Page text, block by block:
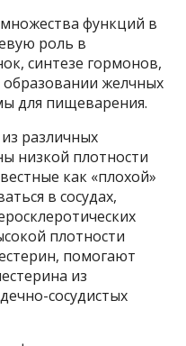
функций в
роль в
синтезе гормонов,
желчных
для пищеварения.
различных
низкой плотности
как «плохой»
в сосудах,
плотности
помогают
из
сосудистых